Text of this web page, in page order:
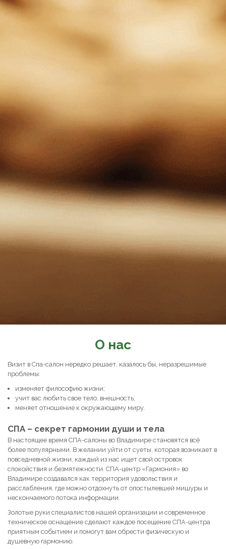
О нас
Визит в Спа-салон нередко решает, казалось бы, неразрешимые
проблемы:
изменяет философию жизни;
учит вас любить свое тело, внешность;
меняет отношение к окружающему миру.
СПА – секрет гармонии души и тела
В настоящее время СПА-салоны во Владимире становятся всё
более популярными. В желании уйти от суеты, которая возникает в
повседневной жизни, каждый из нас ищет свой островок
спокойствия и безмятежности. СПА-центр «Гармония» во
Владимире создавался как территория удовольствия и
расслабления, где можно отдохнуть от опостылевшей мишуры и
нескончаемого потока информации.
Золотые руки специалистов нашей организации и современное
техническое оснащение сделают каждое посещение СПА-центра
приятным событием и помогут вам обрести физическую и
душевную гармонию.